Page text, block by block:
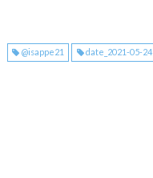
@isappe21 date_2021-05-24